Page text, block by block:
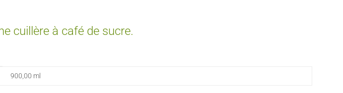
cuillère à café de sucre.
900,00 ml